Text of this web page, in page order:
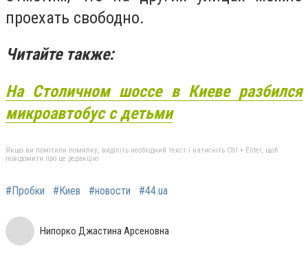
проехать свободно.
Читайте также:
На Столичном шоссе в Киеве разбился
микроавтобус с детьми
Якщо ви помітили помилку, виділіть необхідний текст і натисніть Ctrl + Enter, щоб
повідомити про це редакцію
#Пробки #Киев #новости #44.ua
Нипорко Джастина Арсеновна